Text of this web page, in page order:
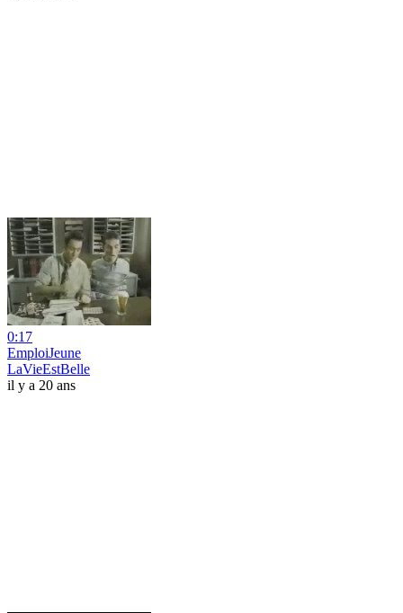
0:17
EmploiJeune
LaVieEstBelle
il y a 20 ans